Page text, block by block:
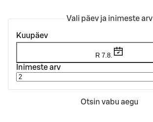
Vali päev ja inimeste arv
Kuupäev
R 7.8.
Inimeste arv
Otsin vabu aegu